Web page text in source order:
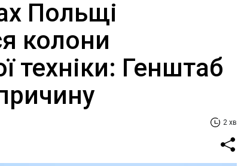
Польщі
колони
техніки: Генштаб
2 хв